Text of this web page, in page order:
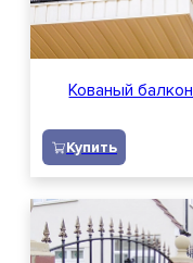
Кованый балкон
Купить